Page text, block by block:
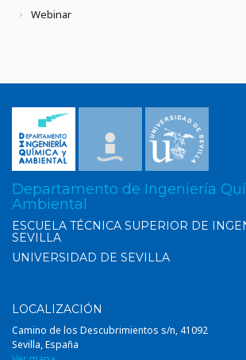
Webinar
Departamento de Ingeniería
Ambiental
ESCUELA TÉCNICA SUPERIOR DE
SEVILLA
UNIVERSIDAD DE SEVILLA
LOCALIZACIÓN
Camino de los Descubrimientos s/n, 41092
Sevilla, España